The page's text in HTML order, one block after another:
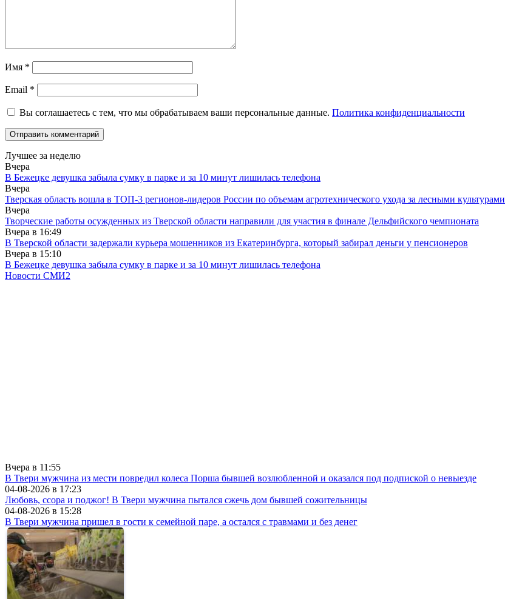
Имя *
Email *
Вы соглашаетесь с тем, что мы обрабатываем ваши персональные данные. Политика конфиденциальности
Лучшее за неделю
Вчера
В Бежецке девушка забыла сумку в парке и за 10 минут лишилась телефона
Вчера
Тверская область вошла в ТОП-3 регионов-лидеров России по объемам агротехнического ухода за лесными культурами
Вчера
Творческие работы осужденных из Тверской области направили для участия в финале Дельфийского чемпионата
Вчера в 16:49
В Тверской области задержали курьера мошенников из Екатеринбурга, который забирал деньги у пенсионеров
Вчера в 15:10
В Бежецке девушка забыла сумку в парке и за 10 минут лишилась телефона
Новости СМИ2
Вчера в 11:55
В Твери мужчина из мести повредил колеса Порша бывшей возлюбленной и оказался под подпиской о невыезде
04-08-2026 в 17:23
Любовь, ссора и поджог! В Твери мужчина пытался сжечь дом бывшей сожительницы
04-08-2026 в 15:28
В Твери мужчина пришел в гости к семейной паре, а остался с травмами и без денег